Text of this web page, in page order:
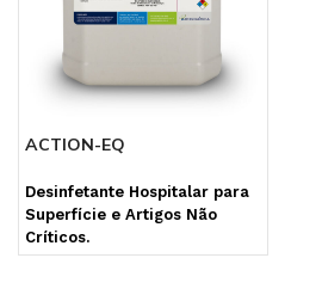
ACTION-EQ
Desinfetante Hospitalar para
Superfície e Artigos Não
Críticos.